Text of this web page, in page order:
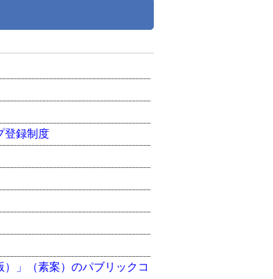
登録制度
）」（素案）のパブリックコ